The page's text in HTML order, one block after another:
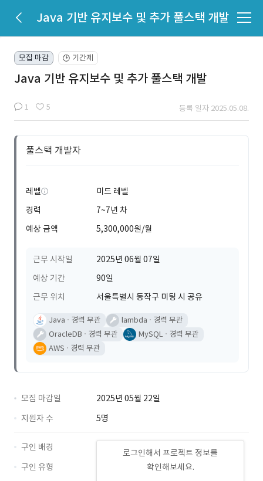
Java 기반 유지보수 및 추가 풀스택 개발
모집 마감 🕒 기간제
Java 기반 유지보수 및 추가 풀스택 개발
1 5 등록 일자 2025.05.08.
풀스택 개발자
레벨
미드 레벨
경력
7~7년 차
예상 금액
5,300,000원/월
근무 시작일
2025년 06월 07일
예상 기간
90일
근무 위치
서울특별시 동작구 미팅 시 공유
Java 경력 무관 lambda
경력 무관
OracleDB
경력 무관 MySQL
경력 무관
AWS
경력 무관
모집 마감일
2025년 05월 22일
지원자 수
5명
로그인해서 프로젝트 정보를
확인해보세요.
구인 배경
구인 유형